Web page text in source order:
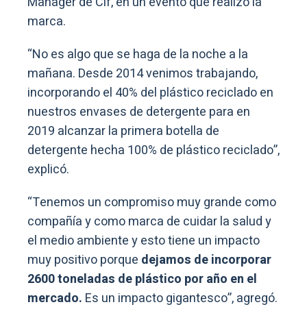
marca.
“No es algo que se haga de la noche a la
mañana. Desde 2014 venimos trabajando,
incorporando el 40% del plástico reciclado en
nuestros envases de detergente para en
2019 alcanzar la primera botella de
detergente hecha 100% de plástico reciclado”,
explicó.
“Tenemos un compromiso muy grande como
compañía y como marca de cuidar la salud y
el medio ambiente y esto tiene un impacto
muy positivo porque dejamos de incorporar
2600 toneladas de plástico por año en el
mercado. Es un impacto gigantesco”, agregó.